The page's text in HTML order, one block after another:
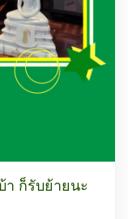
ก็รับย้ายนะ